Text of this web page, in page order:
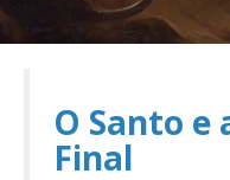
O Santo e
Final